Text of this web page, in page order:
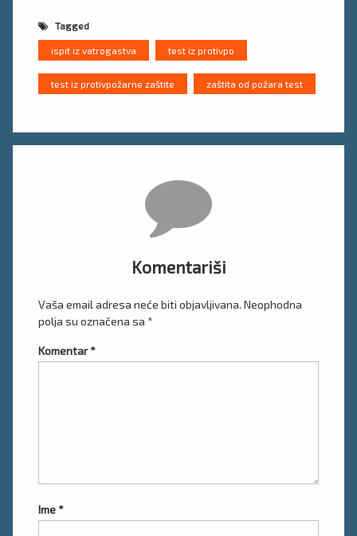
Tagged
ispit iz vatrogastva test iz protivpo
test iz protivpožarne zaštite zaštita od požara test
Komentariši
Vaša email adresa neće biti objavljivana. Neophodna
polja su označena sa *
Komentar*
Ime*